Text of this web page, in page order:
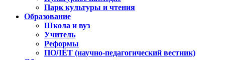
Парк культуры и чтения
Образование
Школа и вуз
Учитель
Реформы
ПОЛЁТ (научно-педагогический вестник)